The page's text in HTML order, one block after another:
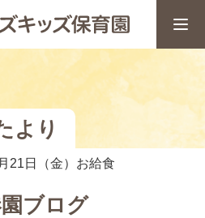
より
21日（金）お給食
ブログ